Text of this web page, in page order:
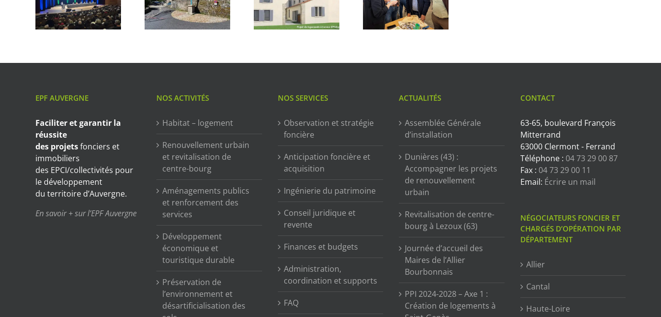
EPF AUVERGNE
Faciliter et garantir la
réussite
des projetsfonciers et
immobiliers
des EPCI/collectivités pour
le développement
du territoire d’Auvergne.
En savoir + sur l’EPF Auvergne
NOS ACTIVITÉS
Habitat – logement
Renouvellement urbain
et revitalisation de
centre-bourg
Aménagements publics
et renforcement des
services
Développement
économique et
touristique durable
Préservation de
l’environnement et
désartificialisation des
NOS SERVICES
Observation et stratégie
foncière
Anticipation foncière et
acquisition
Ingénierie du patrimoine
Conseil juridique et
revente
Finances et budgets
Administration,
coordination et supports
FAQ
ACTUALITÉS
Assemblée Générale
d’installation
Dunières (43) :
Accompagner les projets
de renouvellement
urbain
Revitalisation de centre-
bourg à Lezoux (63)
Journée d’accueil des
Maires de l’Allier
Bourbonnais
PPI 2024-2028 – Axe 1 :
Création de logements à
CONTACT
63-65, boulevard François
Mitterrand
63000 Clermont - Ferrand
Téléphone : 04 73 29 00 87
Fax : 04 73 29 00 11
Email: Écrire un mail
NÉGOCIATEURS FONCIER ET
CHARGÉS D’OPÉRATION PAR
DÉPARTEMENT
Allier
Cantal
Haute-Loire